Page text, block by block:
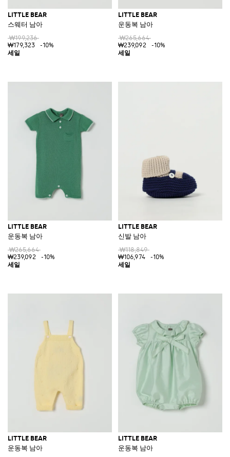
LITTLE BEAR
스웨터 남아
₩199,236
₩179,323
-10%
LITTLE BEAR
운동복 남아
₩265,664
₩239,092
-10%
LITTLE BEAR
운동복 남아
₩265,664
₩239,092
-10%
LITTLE BEAR
신발 남아
₩118,849
₩106,974
-10%
LITTLE BEAR
운동복 남아
LITTLE BEAR
운동복 남아